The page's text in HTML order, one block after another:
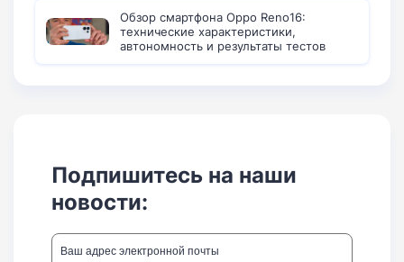
Обзор смартфона Oppo Reno16:
технические характеристики,
автономность и результаты тестов
Подпишитесь на наши
новости: